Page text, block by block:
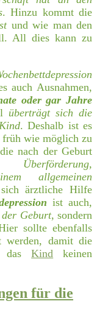
. Hinzu kommt die
und wie man den
All dies kann zu
auch Ausnahmen,
oder gar Jahre
überträgt sich die
. Deshalb ist es
früh wie möglich zu
nach der Geburt
allgemeinen
ärztliche Hilfe
ist auch,
Geburt, sondern
sollte ebenfalls
werden, damit die
dasKind keinen
für die